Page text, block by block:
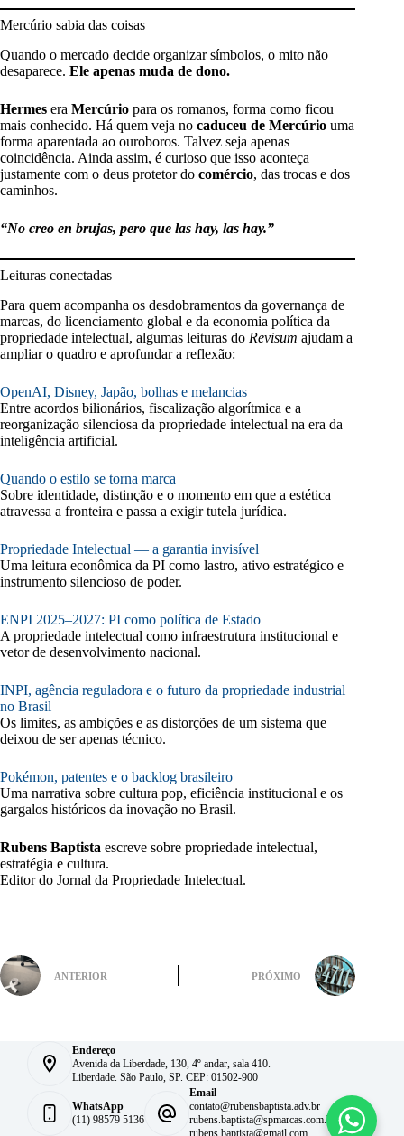
Mercúrio sabia das coisas
Quando o mercado decide organizar símbolos, o mito não
desaparece. Ele apenas muda de dono.
Hermes era Mercúrio para os romanos, forma como ficou
mais conhecido. Há quem veja no caduceu de Mercúrio uma
forma aparentada ao ouroboros. Talvez seja apenas
coincidência. Ainda assim, é curioso que isso aconteça
justamente com o deus protetor do comércio, das trocas e dos
caminhos.
“No creo en brujas, pero que las hay, las hay.”
Leituras conectadas
Para quem acompanha os desdobramentos da governança de
marcas, do licenciamento global e da economia política da
propriedade intelectual, algumas leituras do Revisum ajudam a
ampliar o quadro e aprofundar a reflexão:
OpenAI, Disney, Japão, bolhas e melancias
Entre acordos bilionários, fiscalização algorítmica e a
reorganização silenciosa da propriedade intelectual na era da
inteligência artificial.
Quando o estilo se torna marca
Sobre identidade, distinção e o momento em que a estética
atravessa a fronteira e passa a exigir tutela jurídica.
Propriedade Intelectual — a garantia invisível
Uma leitura econômica da PI como lastro, ativo estratégico e
instrumento silencioso de poder.
ENPI 2025–2027: PI como política de Estado
A propriedade intelectual como infraestrutura institucional e
vetor de desenvolvimento nacional.
INPI, agência reguladora e o futuro da propriedade industrial
no Brasil
Os limites, as ambições e as distorções de um sistema que
deixou de ser apenas técnico.
Pokémon, patentes e o backlog brasileiro
Uma narrativa sobre cultura pop, eficiência institucional e os
gargalos históricos da inovação no Brasil.
Rubens Baptista escreve sobre propriedade intelectual,
estratégia e cultura.
Editor do Jornal da Propriedade Intelectual.
ANTERIOR PRÓXIMO
Endereço
Avenida da Liberdade, 130, 4º andar, sala 410.
Liberdade. São Paulo, SP. CEP: 01502-900
WhatsApp
(11) 98579 5136
Email
contato@rubensbaptista.adv.br
rubens.baptista@spmarcas.com.br
rubens.baptista@gmail.com